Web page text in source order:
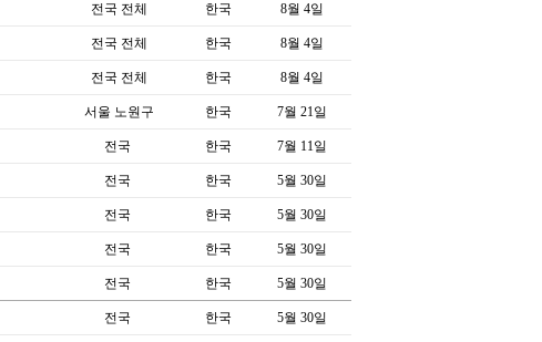
전국 전체 한국 8월 4일
전국 전체 한국 8월 4일
전국 전체 한국 8월 4일
서울 노원구 한국 7월 21일
전국 한국 7월 11일
전국 한국 5월 30일
전국 한국 5월 30일
전국 한국 5월 30일
전국 한국 5월 30일
전국 한국 5월 30일